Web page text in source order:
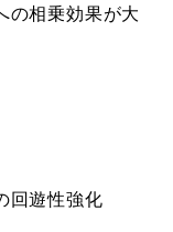
の相乗効果が大
回遊性強化